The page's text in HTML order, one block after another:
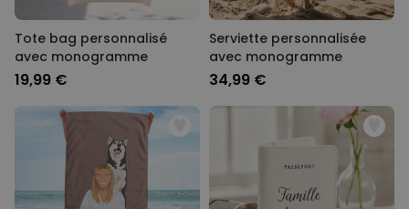
Tote bag personnalisé
avec monogramme
19,99 €
Serviette personnalisée
avec monogramme
34,99 €